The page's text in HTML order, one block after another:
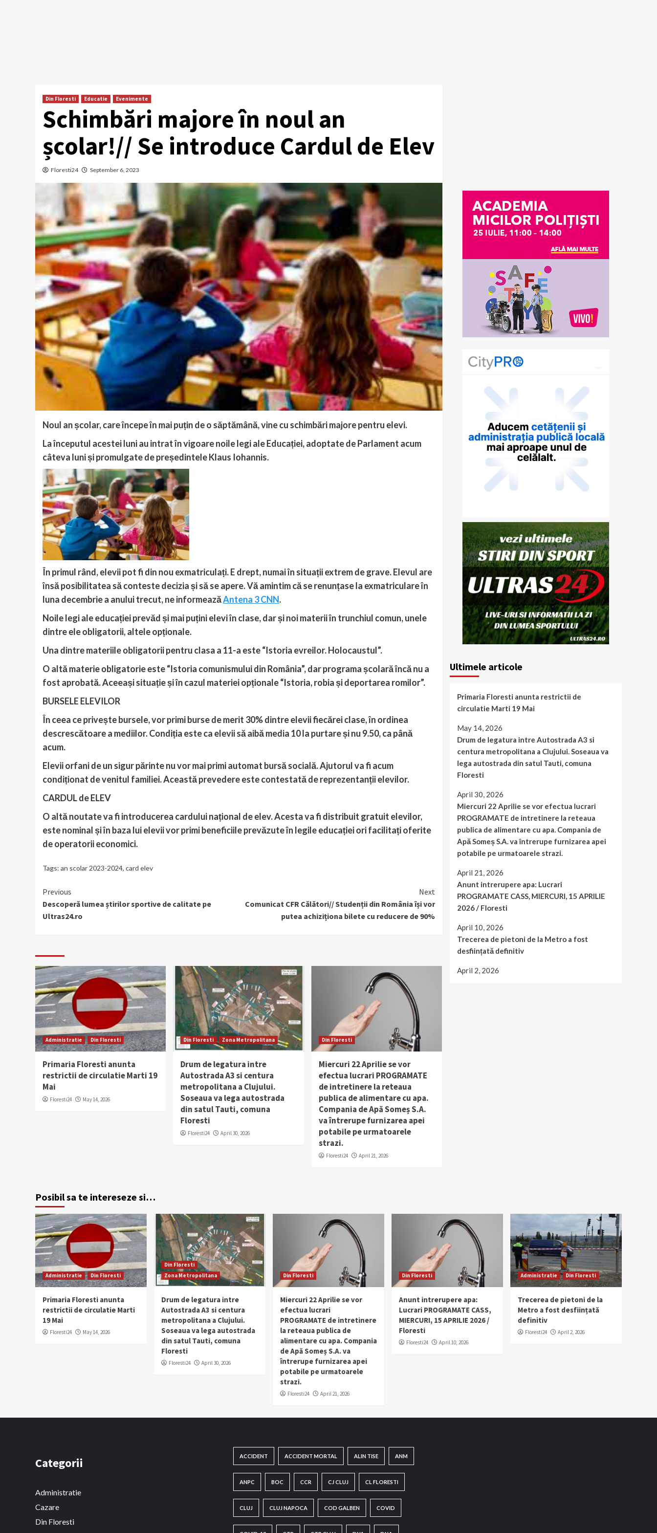
Din Floresti Educatie Evenimente
Schimbări majore în noul an
școlar!// Se introduce Cardul de Elev
Floresti24 September 6, 2023
Noul an școlar, care începe în mai puțin de o săptămână, vine cu schimbări majore pentru elevi.
La începutul acestei luni au intrat în vigoare noile legi ale Educației, adoptate de Parlament acum
câteva luni și promulgate de președintele Klaus Iohannis.
În primul rând, elevii pot fi din nou exmatriculați. E drept, numai în situații extrem de grave. Elevul are
însă posibilitatea să conteste decizia și să se apere. Vă amintim că se renunțase la exmatriculare în
luna decembrie a anului trecut, ne informeazăAntena 3 CNN.
Noile legi ale educației prevăd și mai puțini elevi în clase, dar și noi materii în trunchiul comun, unele
dintre ele obligatorii, altele opționale.
Una dintre materiile obligatorii pentru clasa a 11-a este “Istoria evreilor. Holocaustul”.
O altă materie obligatorie este “Istoria comunismului din România”, dar programa școlară încă nu a
fost aprobată. Aceeași situație și în cazul materiei opționale “Istoria, robia și deportarea romilor”.
BURSELE ELEVILOR
În ceea ce privește bursele, vor primi burse de merit 30% dintre elevii fiecărei clase, în ordinea
descrescătoare a mediilor. Condiția este ca elevii să aibă media 10 la purtare și nu 9.50, ca până
acum.
Elevii orfani de un sigur părinte nu vor mai primi automat bursă socială. Ajutorul va fi acum
condiționat de venitul familiei. Această prevedere este contestată de reprezentanții elevilor.
CARDUL de ELEV
O altă noutate va fi introducerea cardului național de elev. Acesta va fi distribuit gratuit elevilor,
este nominal și în baza lui elevii vor primi beneficiile prevăzute în legile educației ori facilitați oferite
de operatorii economici.
Tags: an scolar 2023-2024, card elev
Continue
Reading
Previous
Descoperă lumea știrilor sportive de calitate pe
Ultras24.ro
Next
Comunicat CFR Călători// Studenții din România își vor
putea achiziționa bilete cu reducere de 90%
Administratie Din Floresti
Primaria Floresti anunta
restrictii de circulatie Marti 19
Mai
Floresti24 May 14, 2026
Din Floresti Zona Metropolitana
Drum de legatura intre
Autostrada A3 si centura
metropolitana a Clujului.
Soseaua va lega autostrada
din satul Tauti, comuna
Floresti
Floresti24 April 30, 2026
Din Floresti
Miercuri 22 Aprilie se vor
efectua lucrari PROGRAMATE
de intretinere la reteaua
publica de alimentare cu apa.
Compania de Apă Someș S.A.
va întrerupe furnizarea apei
potabile pe urmatoarele
strazi.
Floresti24 April 21, 2026
Ultimele articole
Primaria Floresti anunta restrictii de
circulatie Marti 19 Mai
May 14, 2026
Drum de legatura intre Autostrada A3 si
centura metropolitana a Clujului. Soseaua va
lega autostrada din satul Tauti, comuna
Floresti
April 30, 2026
Miercuri 22 Aprilie se vor efectua lucrari
PROGRAMATE de intretinere la reteaua
publica de alimentare cu apa. Compania de
Apă Someș S.A. va întrerupe furnizarea apei
potabile pe urmatoarele strazi.
April 21, 2026
Anunt intrerupere apa: Lucrari
PROGRAMATE CASS, MIERCURI, 15 APRILIE
2026 / Floresti
April 10, 2026
Trecerea de pietoni de la Metro a fost
desființată definitiv
April 2, 2026
Posibil sa te intereseze si…
Administratie Din Floresti
Primaria Floresti anunta
restrictii de circulatie Marti
19 Mai
Floresti24 May 14, 2026
Din Floresti
Zona Metropolitana
Drum de legatura intre
Autostrada A3 si centura
metropolitana a Clujului.
Soseaua va lega autostrada
din satul Tauti, comuna
Floresti
Floresti24 April 30, 2026
Din Floresti
Miercuri 22 Aprilie se vor
efectua lucrari
PROGRAMATE de intretinere
la reteaua publica de
alimentare cu apa. Compania
de Apă Someș S.A. va
întrerupe furnizarea apei
potabile pe urmatoarele
strazi.
Floresti24 April 21, 2026
Din Floresti
Anunt intrerupere apa:
Lucrari PROGRAMATE CASS,
MIERCURI, 15 APRILIE 2026 /
Floresti
Floresti24 April 10, 2026
Administratie Din Floresti
Trecerea de pietoni de la
Metro a fost desființată
definitiv
Floresti24 April 2, 2026
Categorii
Administratie
Cazare
Din Floresti
ACCIDENT ACCIDENT MORTAL ALIN TISE ANM
ANPC BOC CCR CJ CLUJ CL FLORESTI
CLUJ CLUJ NAPOCA COD GALBEN COVID